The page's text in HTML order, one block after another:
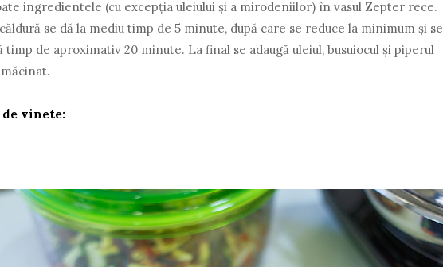
ingredientele (cu excepția uleiului și a mirodeniilor) în vasul Zepter rece.
se dă la mediu timp de 5 minute, după care se reduce la minimum și se
timp de aproximativ 20 minute. La final se adaugă uleiul, busuiocul și piperul
de vinete: